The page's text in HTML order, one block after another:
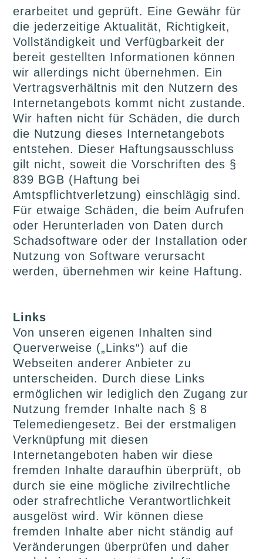
erarbeitet und geprüft. Eine Gewähr für
die jederzeitige Aktualität, Richtigkeit,
Vollständigkeit und Verfügbarkeit der
bereit gestellten Informationen können
wir allerdings nicht übernehmen. Ein
Vertragsverhältnis mit den Nutzern des
Internetangebots kommt nicht zustande.
Wir haften nicht für Schäden, die durch
die Nutzung dieses Internetangebots
entstehen. Dieser Haftungsausschluss
gilt nicht, soweit die Vorschriften des §
839 BGB (Haftung bei
Amtspflichtverletzung) einschlägig sind.
Für etwaige Schäden, die beim Aufrufen
oder Herunterladen von Daten durch
Schadsoftware oder der Installation oder
Nutzung von Software verursacht
werden, übernehmen wir keine Haftung.
Links
Von unseren eigenen Inhalten sind
Querverweise („Links“) auf die
Webseiten anderer Anbieter zu
unterscheiden. Durch diese Links
ermöglichen wir lediglich den Zugang zur
Nutzung fremder Inhalte nach § 8
Telemediengesetz. Bei der erstmaligen
Verknüpfung mit diesen
Internetangeboten haben wir diese
fremden Inhalte daraufhin überprüft, ob
durch sie eine mögliche zivilrechtliche
oder strafrechtliche Verantwortlichkeit
ausgelöst wird. Wir können diese
fremden Inhalte aber nicht ständig auf
Veränderungen überprüfen und daher